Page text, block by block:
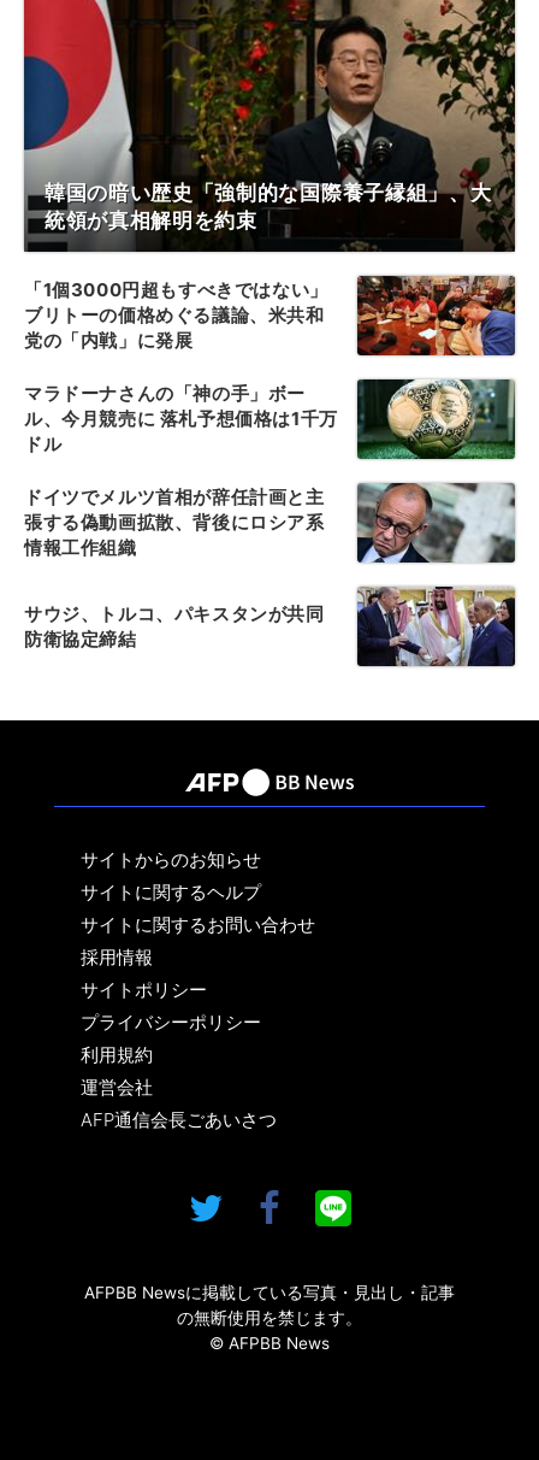
韓国の暗い歴史「強制的な国際養子縁組」、大
統領が真相解明を約束
「1個3000円超もすべきではない」
ブリトーの価格めぐる議論、米共和
党の「内戦」に発展
マラドーナさんの「神の手」ボー
ル、今月競売に 落札予想価格は1千万
ドル
ドイツでメルツ首相が辞任計画と主
張する偽動画拡散、背後にロシア系
情報工作組織
サウジ、トルコ、パキスタンが共同
防衛協定締結
サイトからのお知らせ
サイトに関するヘルプ
サイトに関するお問い合わせ
採用情報
サイトポリシー
プライバシーポリシー
利用規約
運営会社
AFP通信会長ごあいさつ
AFPBB Newsに掲載している写真・見出し・記事
の無断使用を禁じます。
© AFPBB News